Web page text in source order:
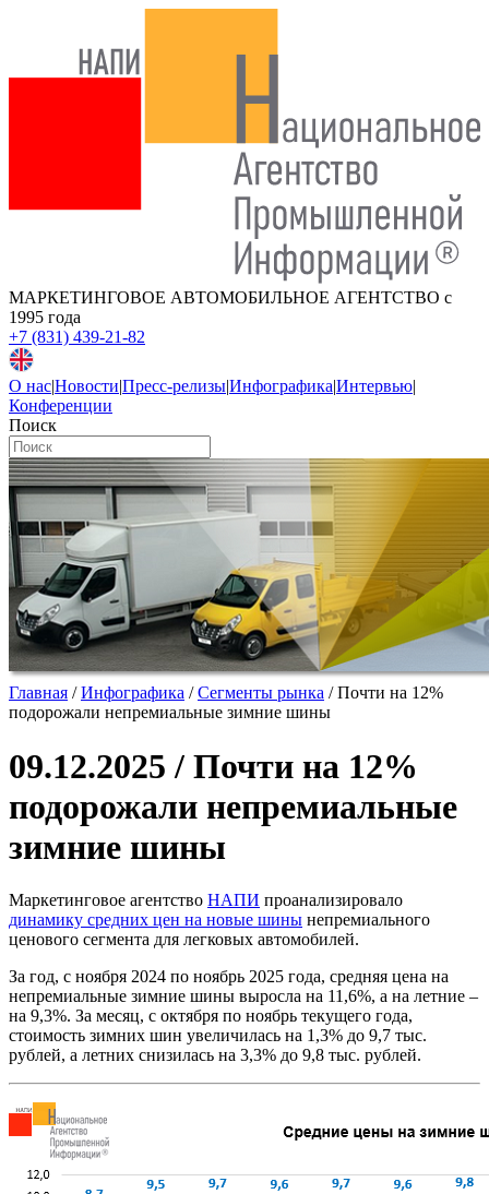
МАРКЕТИНГОВОЕ АВТОМОБИЛЬНОЕ АГЕНТСТВО с
1995 года
+7 (831) 439-21-82
О нас|Новости|Пресс-релизы|Инфографика|Интервью|
Конференции
Поиск
Главная /Инфографика /Сегменты рынка /Почти на 12%
подорожали непремиальные зимние шины
09.12.2025 / Почти на 12%
подорожали непремиальные
зимние шины
Маркетинговое агентство НАПИ проанализировало
динамику средних цен на новые шины непремиального
ценового сегмента для легковых автомобилей.
За год, с ноября 2024 по ноябрь 2025 года, средняя цена на
непремиальные зимние шины выросла на 11,6%, а на летние –
на 9,3%. За месяц, с октября по ноябрь текущего года,
стоимость зимних шин увеличилась на 1,3% до 9,7 тыс.
рублей, а летних снизилась на 3,3% до 9,8 тыс. рублей.